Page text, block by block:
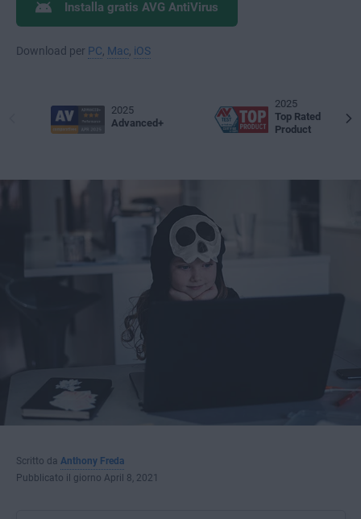
Installa gratis AVG AntiVirus
Download per PC Mac iOS
2025
Advanced+
2025
Top Rated
Product
Scritto da Anthony Freda
Pubblicato il giorno April 8, 2021